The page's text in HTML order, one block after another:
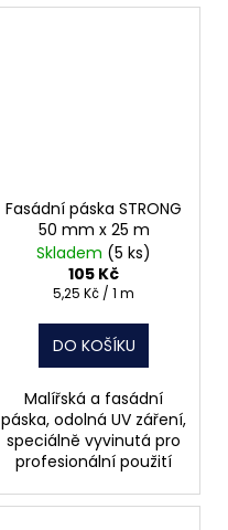
Fasádní páska STRONG
50 mm x 25 m
Skladem (5 ks)
105 Kč
Měrná
5,25 Kč / 1 m
DO KOŠÍKU
Malířská a fasádní
páska, odolná UV záření,
speciálně vyvinutá pro
profesionální použití